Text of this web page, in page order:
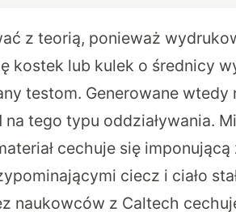
z teorią, ponieważ
kostek lub kulek o średnicy
testom. Generowane wtedy
tego typu oddziaływania.
cechuje się
ciecz i ciało
naukowców z Caltech